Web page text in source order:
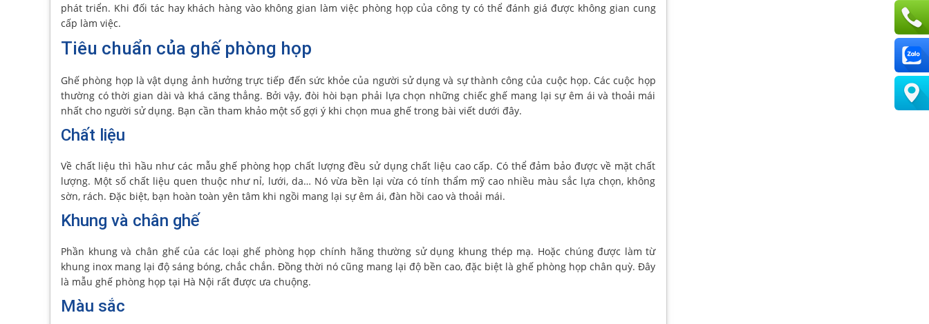
phát triển. Khi đối tác hay khách hàng vào không gian làm việc phòng họp của công ty có thể đánh giá được không gian cung
cấp làm việc.
Tiêu chuẩn của ghế phòng họp
Ghế phòng họp là vật dụng ảnh hưởng trực tiếp đến sức khỏe của người sử dụng và sự thành công của cuộc họp. Các cuộc họp
thường có thời gian dài và khá căng thẳng. Bởi vậy, đòi hòi bạn phải lựa chọn những chiếc ghế mang lại sự êm ái và thoải mái
nhất cho người sử dụng. Bạn cần tham khảo một số gợi ý khi chọn mua ghế trong bài viết dưới đây.
Chất liệu
Về chất liệu thì hầu như các mẫu ghế phòng họp chất lượng đều sử dụng chất liệu cao cấp. Có thể đảm bảo được về mặt chất
lượng. Một số chất liệu quen thuộc như nỉ, lưới, da… Nó vừa bền lại vừa có tính thẩm mỹ cao nhiều màu sắc lựa chọn, không
sờn, rách. Đặc biệt, bạn hoàn toàn yên tâm khi ngồi mang lại sự êm ái, đàn hồi cao và thoải mái.
Khung và chân ghế
Phần khung và chân ghế của các loại ghế phòng họp chính hãng thường sử dụng khung thép mạ. Hoặc chúng được làm từ
khung inox mang lại độ sáng bóng, chắc chắn. Đồng thời nó cũng mang lại độ bền cao, đặc biệt là ghế phòng họp chân quỳ. Đây
là mẫu ghế phòng họp tại Hà Nội rất được ưa chuộng.
Màu sắc